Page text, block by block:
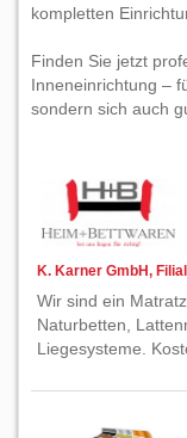
kompletten
Finden Sie jetzt
Inneneinrichtung –
sondern sich auch
K. Karner GmbH,
Wir sind ein
Naturbetten,
Liegesysteme.